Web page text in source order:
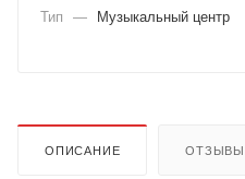
Тип
— Музыкальный центр
ОПИСАНИЕ ОТЗЫВЫ